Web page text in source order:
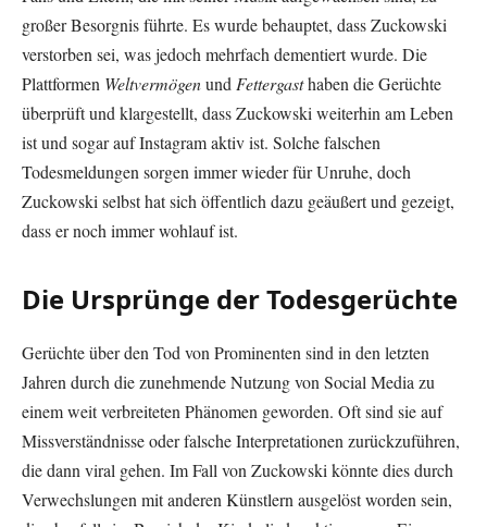
großer Besorgnis führte. Es wurde behauptet, dass Zuckowski
verstorben sei, was jedoch mehrfach dementiert wurde. Die
Plattformen Weltvermögenund Fettergasthaben die Gerüchte
überprüft und klargestellt, dass Zuckowski weiterhin am Leben
ist und sogar auf Instagram aktiv ist. Solche falschen
Todesmeldungen sorgen immer wieder für Unruhe, doch
Zuckowski selbst hat sich öffentlich dazu geäußert und gezeigt,
dass er noch immer wohlauf ist.
Die Ursprünge der Todesgerüchte
Gerüchte über den Tod von Prominenten sind in den letzten
Jahren durch die zunehmende Nutzung von Social Media zu
einem weit verbreiteten Phänomen geworden. Oft sind sie auf
Missverständnisse oder falsche Interpretationen zurückzuführen,
die dann viral gehen. Im Fall von Zuckowski könnte dies durch
Verwechslungen mit anderen Künstlern ausgelöst worden sein,